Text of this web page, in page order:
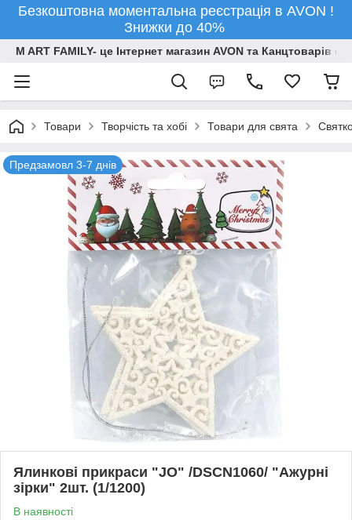
Безкоштовна моментальна реєстрація в AVON !
Знижки до 40%
M ART FAMILY- це Інтернет магазин AVON та Канцтоварів
Товари Творчiсть та хобi Товари для свята
Предзамовл 3-7 днів
Ялинкові прикраси "JO" /DSCN1060/ "Ажурні
зірки" 2шт. (1/1200)
В наявності